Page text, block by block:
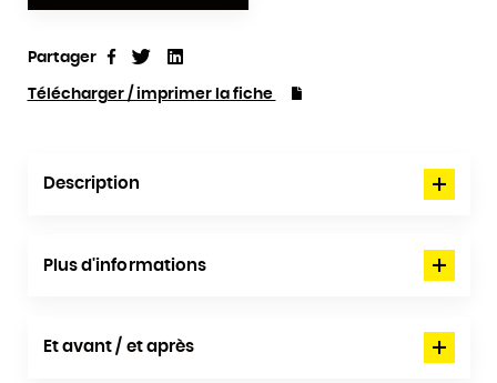
Partager PartagerTweet
Télécharger / imprimer la fiche
Description
Plus d'informations
Et avant / et après